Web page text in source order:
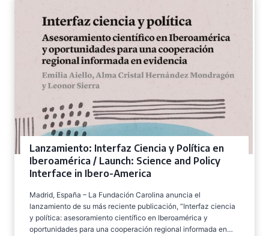
Lanzamiento: Interfaz Ciencia y Política en
Iberoamérica / Launch: Science and Policy
Interface in Ibero-America
Madrid, España – La Fundación Carolina anuncia el
lanzamiento de su más reciente publicación, “Interfaz ciencia
y política: asesoramiento científico en Iberoamérica y
oportunidades para una cooperación regional informada en…